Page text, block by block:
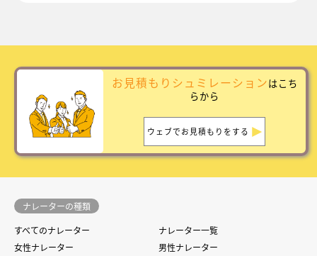
お見積もりシュミレーションはこち
らから
ウェブでお見積もりをする
ナレーターの種類
すべてのナレーター
ナレーター一覧
女性ナレーター
男性ナレーター